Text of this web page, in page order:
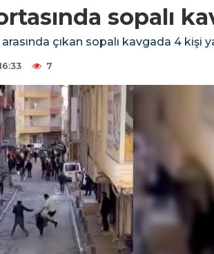
sopalı
çıkan sopalı kavgada 4 kişi
7